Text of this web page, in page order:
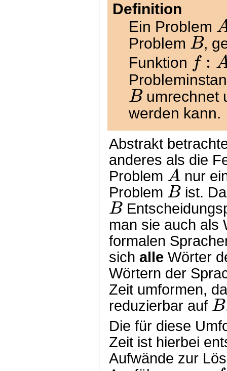
Definition
Ein Problem
Problem B,
Funktion f :
Bumrechnet
werden kann.
Abstrakt
anderes als die
Problem A nur
Problem B ist.
B
man sie auch als
formalen
sichalle Wörter
Wörtern der
Zeit umformen,
reduzierbar auf B
Die für diese
Zeit ist hierbei
Aufwände zur